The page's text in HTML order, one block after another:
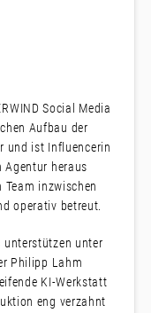
Social Media
Aufbau der
und ist Influencerin
Agentur heraus
inzwischen
operativ betreut.
unterstützen unter
Philipp Lahm
KI-Werkstatt
eng verzahnt